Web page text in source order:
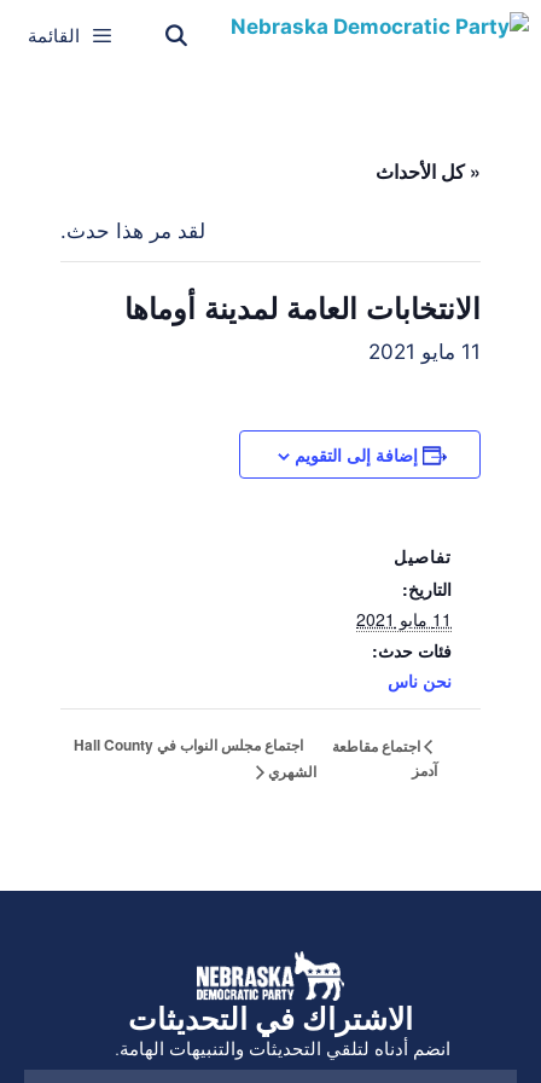
القائمة
« كل الأحداث
لقد مر هذا حدث.
الانتخابات العامة لمدينة أوماها
11 مايو 2021
إضافة إلى التقويم
تفاصيل
التاريخ:
11 مايو 2021
فئات حدث:
نحن ناس
اجتماع مقاطعة
آدمز
اجتماع مجلس النواب في Hall County
الشهري
الاشتراك في التحديثات
انضم أدناه لتلقي التحديثات والتنبيهات الهامة.